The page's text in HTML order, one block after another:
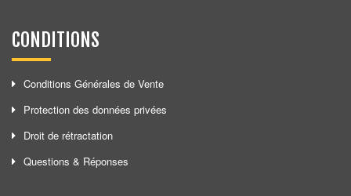
CONDITIONS
Conditions Générales de Vente
Protection des données privées
Droit de rétractation
Questions & Réponses